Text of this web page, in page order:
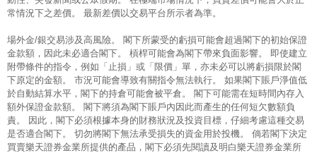
常情況下之差價。 最新差價以交易平台所示者為準。
場外金/銀交易涉及高風險。 閣下所蒙受的虧損可能會超過閣下的初始保證
金款額，因此未必適合閣下。 槓桿可能會為閣下帶來負面影響。 即使建立
附帶條件的指令，例如「止損」或「限價」單，亦未必可以將虧損限於閣
下原定的金額。 市況可能會導致有關指令無法執行。 如果閣下賬戶淨值低
於自動結算水平，閣下的持倉可能會被平倉。 閣下可能需在短時間內存入
額外保證金款額。 閣下將須為閣下賬戶內因此而產生的任何短欠數額負
責。 因此，閣下必須根據本身的財務狀況及投資目標，仔細考慮這種交易
是否適合閣下。 切勿將閣下無法承受損失的資金用於投機。 倘若閣下決定
買賣樂天證券金業所提供的產品，閣下必須先閱讀及明白樂天證券金業所